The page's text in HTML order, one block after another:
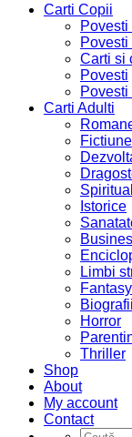
Carti Copii
Povesti
Povesti
Carti si
Povesti
Povesti
Carti Adulti
Fictiune
Istorice
Limbi
Fantasy
Horror
Thriller
Shop
About
My account
Contact